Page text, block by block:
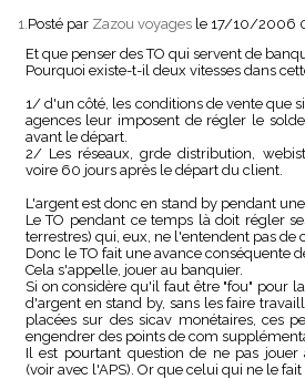
1.Posté par Zazou voyages le 17/10/2006
Et que penser des TO qui servent de
Pourquoi existe-t-il deux vitesses dans
1/ d'un côté, les conditions de vente que
agences leur imposent de régler le
avant le départ.
2/ Les réseaux, grde distribution,
voire 60 jours après le départ du client.
L'argent est donc en stand by pendant
Le TO pendant ce temps là doit régler
terrestres) qui, eux, ne l'entendent pas de
Donc le TO fait une avance conséquente
Cela s'appelle, jouer au banquier.
Si on considère qu'il faut être "fou" pour
d'argent en stand by, sans les faire
placées sur des sicav monétaires, ces
engendrer des points de com
Il est pourtant question de ne pas
(voir avec l'APS). Or que celui qui ne le